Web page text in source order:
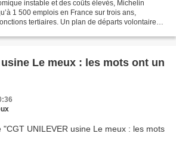
instable et des coûts élevés, Michelin
1 500 emplois en France sur trois ans,
tertiaires. Un plan de départs volontaires
usine Le meux : les mots ont un